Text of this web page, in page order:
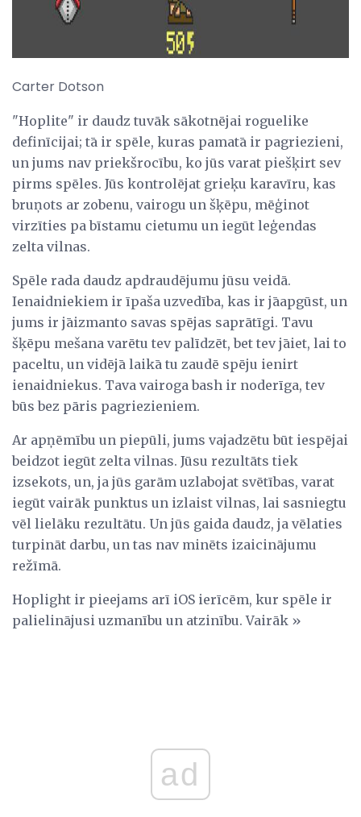
Carter Dotson
"Hoplite" ir daudz tuvāk sākotnējai roguelike
definīcijai; tā ir spēle, kuras pamatā ir pagriezieni,
un jums nav priekšrocību, ko jūs varat piešķirt sev
pirms spēles. Jūs kontrolējat grieķu karavīru, kas
bruņots ar zobenu, vairogu un šķēpu, mēģinot
virzīties pa bīstamu cietumu un iegūt leģendas
zelta vilnas.
Spēle rada daudz apdraudējumu jūsu veidā.
Ienaidniekiem ir īpaša uzvedība, kas ir jāapgūst, un
jums ir jāizmanto savas spējas saprātīgi. Tavu
šķēpu mešana varētu tev palīdzēt, bet tev jāiet, lai to
paceltu, un vidējā laikā tu zaudē spēju ienirt
ienaidniekus. Tava vairoga bash ir noderīga, tev
būs bez pāris pagriezieniem.
Ar apņēmību un piepūli, jums vajadzētu būt iespējai
beidzot iegūt zelta vilnas. Jūsu rezultāts tiek
izsekots, un, ja jūs garām uzlabojat svētības, varat
iegūt vairāk punktus un izlaist vilnas, lai sasniegtu
vēl lielāku rezultātu. Un jūs gaida daudz, ja vēlaties
turpināt darbu, un tas nav minēts izaicinājumu
režīmā.
Hoplight ir pieejams arī iOS ierīcēm, kur spēle ir
palielinājusi uzmanību un atzinību. Vairāk »
ad